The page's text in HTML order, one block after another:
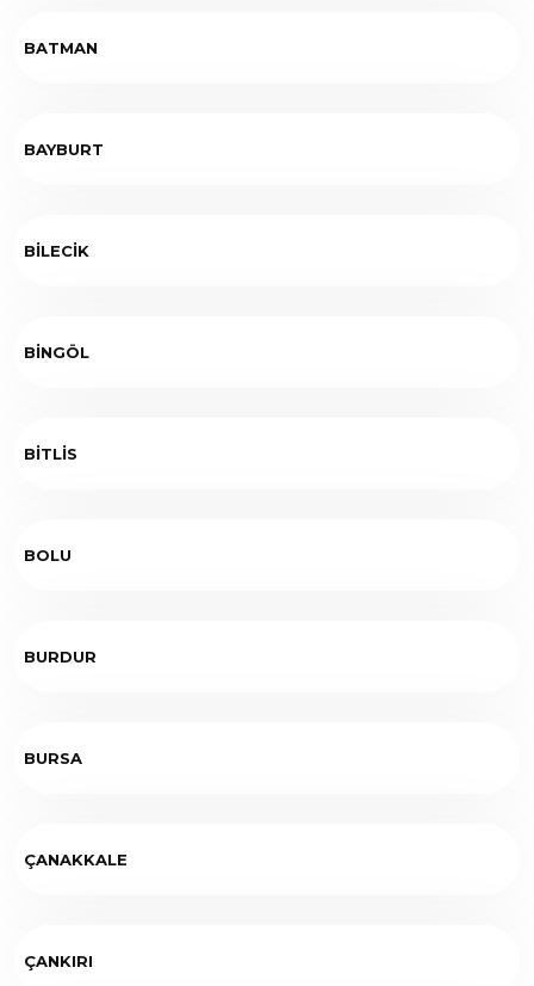
BATMAN
BAYBURT
BİLECİK
BİNGÖL
BİTLİS
BOLU
BURDUR
BURSA
ÇANAKKALE
ÇANKIRI